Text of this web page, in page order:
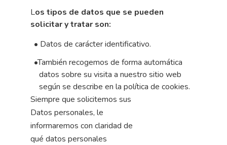
Los tipos de datos que se pueden
solicitar y tratar son:
• Datos de carácter identificativo.
•También recogemos de forma automática
datos sobre su visita a nuestro sitio web
según se describe en lapolítica de cookies.
Siempre que solicitemos sus
Datos personales, le
informaremos con claridad de
qué datos personales